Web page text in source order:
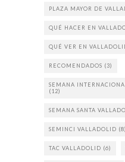
PLAZA MAYOR DE
QUÉ HACER EN
QUÉ VER EN
RECOMENDADOS (3)
SEMANA
(12)
SEMANA SANTA
SEMINCI VALLADOLID (8)
TAC VALLADOLID (6)